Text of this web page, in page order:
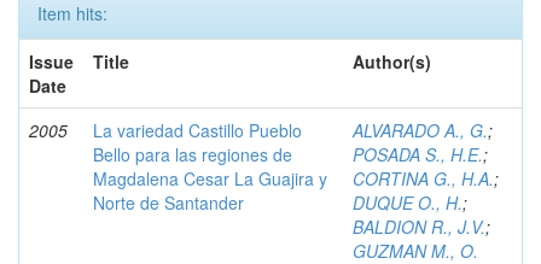
Item hits:
Issue
Date
Title Author(s)
2005
La variedad Castillo Pueblo
Bello para las regiones de
Magdalena Cesar La Guajira y
Norte de Santander
ALVARADO A., G.;
POSADA S., H.E.;
CORTINA G., H.A.;
DUQUE O., H.;
BALDION R., J.V.;
GUZMAN M., O.